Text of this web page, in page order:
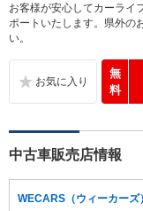
お客様が安心してカーライ
ポートいたします。県外の
い。
無
料
中古車販売店情報
WECARS（ウィーカーズ